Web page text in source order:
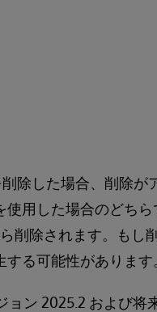
除した場合、削除が
用した場合のどちら
削除されます。もし
る可能性があります
ョン 2025.2 および将